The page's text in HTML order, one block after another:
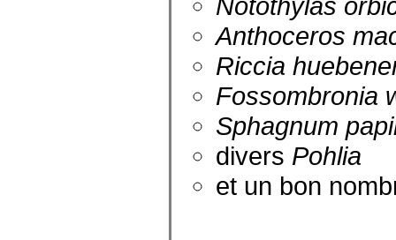
Anthoceros
Riccia
Fossombronia
Sphagnum
divers Pohlia
et un bon